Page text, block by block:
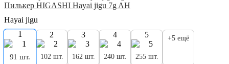
Пилькер HIGASHI Hayai jigu 7g AH
Hayai jigu
1
91 шт.
2
102 шт.
3
162 шт.
4
240 шт.
5
255 шт.
+5 ещё